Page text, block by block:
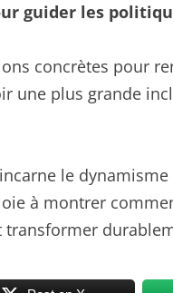
guider les
concrètes pour
une plus grande
incarne le
à montrer